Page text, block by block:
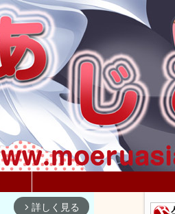
arrow_forward_ios 詳しく見る